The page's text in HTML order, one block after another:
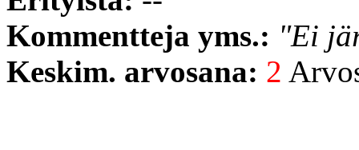
Kommentteja yms.: "Ei
Keskim. arvosana: 2